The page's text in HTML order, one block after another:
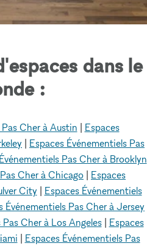
dans le
:
Cher à Austin
Espaces
Espaces Événementiels Pas
Pas Cher à Brooklyn
Cher à Chicago
Espaces
City
Espaces Événementiels
Événementiels Pas Cher à Jersey
Cher à Los Angeles| Espaces
Espaces Événementiels Pas